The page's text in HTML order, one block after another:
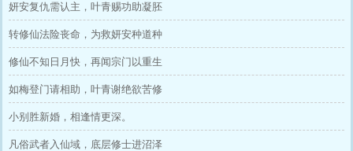
妍安复仇需认主，叶青赐功助凝胚
转修仙法险丧命，为救妍安种道种
修仙不知日月快，再闻宗门以重生
如梅登门请相助，叶青谢绝欲苦修
小别胜新婚，相逢情更深。
凡俗武者入仙域，底层修士进沼泽